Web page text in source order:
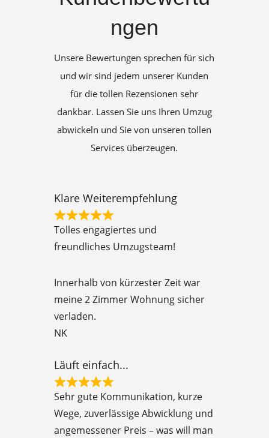
ngen
Unsere Bewertungen sprechen für sich
und wir sind jedem unserer Kunden
für die tollen Rezensionen sehr
dankbar. Lassen Sie uns Ihren Umzug
abwickeln und Sie von unseren tollen
Services überzeugen.
Klare Weiterempfehlung
R
a
d
5
o
o
Tolles engagiertes und
freundliches Umzugsteam!
Innerhalb von kürzester Zeit war
meine 2 Zimmer Wohnung sicher
verladen.
NK
Läuft einfach...
R
Sehr gute Kommunikation, kurze
Wege, zuverlässige Abwicklung und
angemessener Preis – was will man